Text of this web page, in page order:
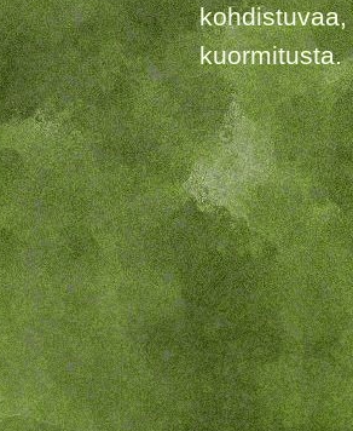
kuormitusta.